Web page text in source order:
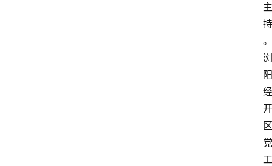
主
持
。
浏
阳
经
开
区
党
工